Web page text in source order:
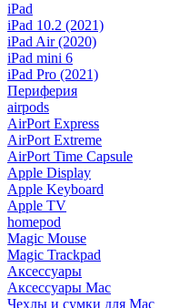
iPad
iPad 10.2 (2021)
iPad Air (2020)
iPad mini 6
iPad Pro (2021)
Периферия
airpods
AirPort Express
AirPort Extreme
AirPort Time Capsule
Apple Display
Apple Keyboard
Apple TV
homepod
Magic Mouse
Magic Trackpad
Аксессуары
Аксессуары Mac
Чехлы и сумки для Mac